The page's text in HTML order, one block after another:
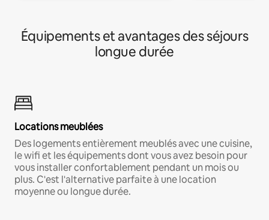
Équipements et avantages des séjours
longue durée
Locations meublées
Des logements entièrement meublés avec une cuisine,
le wifi et les équipements dont vous avez besoin pour
vous installer confortablement pendant un mois ou
plus. C'est l'alternative parfaite à une location
moyenne ou longue durée.